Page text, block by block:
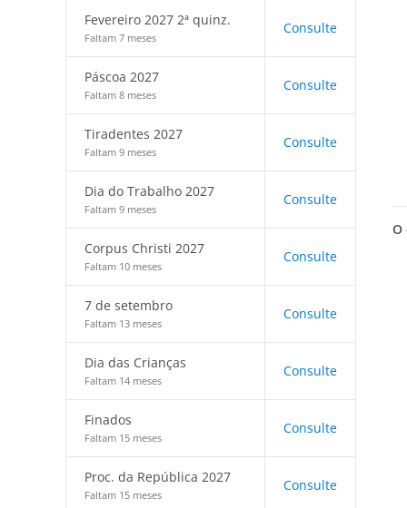
Fevereiro 2027 2ª quinz.
Faltam 7 meses
Consulte
Páscoa 2027
Faltam 8 meses
Consulte
Tiradentes 2027
Faltam 9 meses
Consulte
Dia do Trabalho 2027
Faltam 9 meses
Consulte
Corpus Christi 2027
Faltam 10 meses
Consulte
7 de setembro
Faltam 13 meses
Consulte
Dia das Crianças
Faltam 14 meses
Consulte
Finados
Faltam 15 meses
Consulte
Proc. da República 2027
Faltam 15 meses
Consulte
O